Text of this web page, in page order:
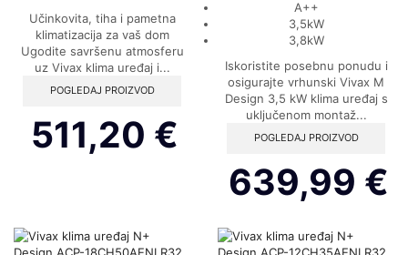
Učinkovita, tiha i pametna
klimatizacija za vaš dom
Ugodite savršenu atmosferu
uz Vivax klima uređaj i...
POGLEDAJ PROIZVOD
511,20 €
A++
3,5kW
3,8kW
Iskoristite posebnu ponudu i
osigurajte vrhunski Vivax M
Design 3,5 kW klima uređaj s
uključenom montaž...
POGLEDAJ PROIZVOD
639,99 €